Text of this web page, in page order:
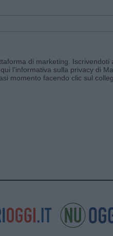
di marketing.
l'informativa sulla privacy di
momento facendo clic sul